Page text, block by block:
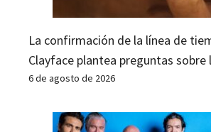
La confirmación de la línea de
Clayface plantea preguntas sobre
6 de agosto de 2026